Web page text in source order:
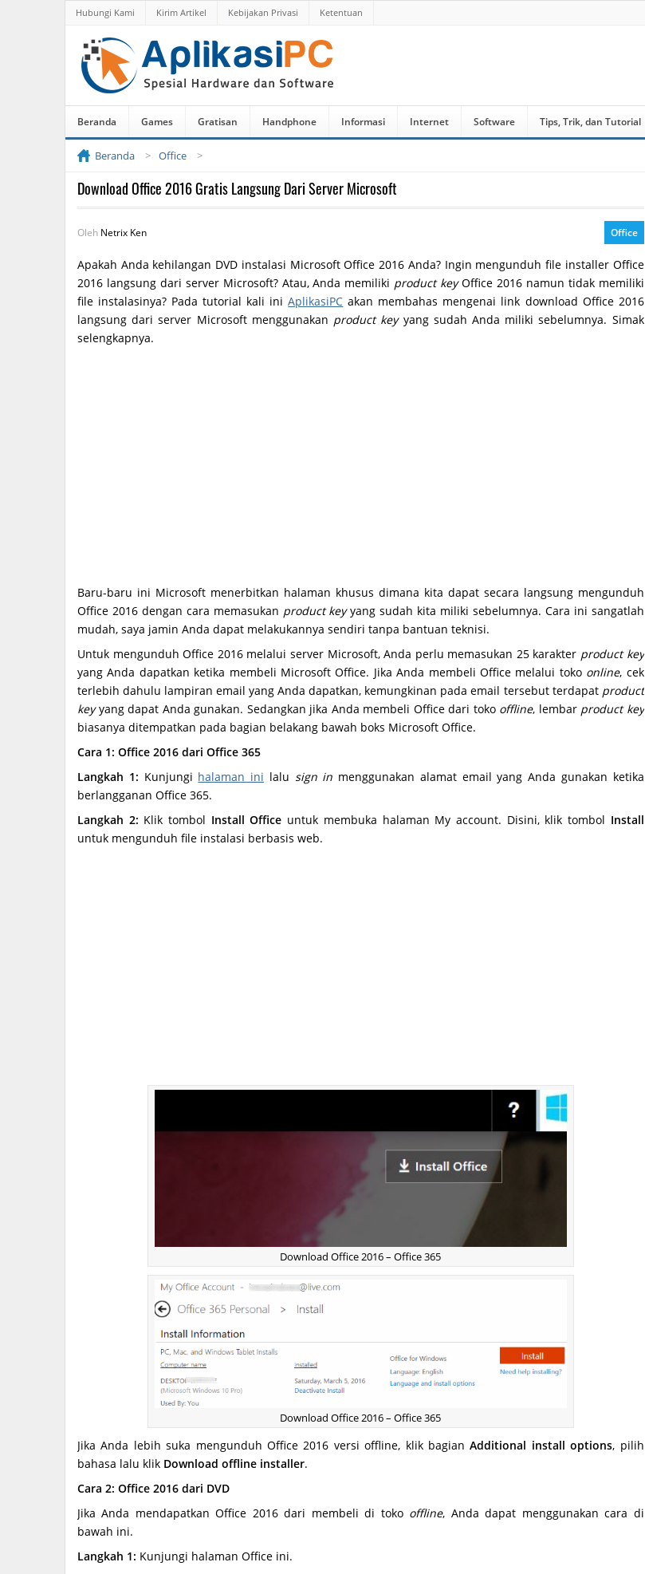
Hubungi Kami Kirim Artikel Kebijakan Privasi Ketentuan
Beranda Games Gratisan Handphone Informasi Internet Software Tips, Trik, dan Tutorial
Beranda Office
Download Office 2016 Gratis Langsung Dari Server Microsoft
Oleh Netrix Ken Office
Apakah Anda kehilangan DVD instalasi Microsoft Office 2016 Anda? Ingin mengunduh file installer Office
2016 langsung dari server Microsoft? Atau, Anda memiliki product keyOffice 2016 namun tidak memiliki
file instalasinya? Pada tutorial kali iniAplikasiPC akan membahas mengenai link download Office 2016
langsung dari server Microsoft menggunakan product keyyang sudah Anda miliki sebelumnya. Simak
selengkapnya.
Baru-baru ini Microsoft menerbitkan halaman khusus dimana kita dapat secara langsung mengunduh
Office 2016 dengan cara memasukan product keyyang sudah kita miliki sebelumnya. Cara ini sangatlah
mudah, saya jamin Anda dapat melakukannya sendiri tanpa bantuan teknisi.
Untuk mengunduh Office 2016 melalui server Microsoft, Anda perlu memasukan 25 karakter product key
yang Anda dapatkan ketika membeli Microsoft Office. Jika Anda membeli Office melalui toko online, cek
terlebih dahulu lampiran email yang Anda dapatkan, kemungkinan pada email tersebut terdapat product
keyyang dapat Anda gunakan. Sedangkan jika Anda membeli Office dari toko offline, lembar product key
biasanya ditempatkan pada bagian belakang bawah boks Microsoft Office.
Cara 1: Office 2016 dari Office 365
Langkah 1: Kunjungi halaman ini lalu sign in menggunakan alamat email yang Anda gunakan ketika
berlangganan Office 365.
Langkah 2: Klik tombol Install Office untuk membuka halaman My account. Disini, klik tombol Install
untuk mengunduh file instalasi berbasis web.
Download Office 2016 – Office 365
Download Office 2016 – Office 365
Jika Anda lebih suka mengunduh Office 2016 versi offline, klik bagianAdditional install options, pilih
bahasa lalu klik Download offline installer.
Cara 2: Office 2016 dari DVD
Jika Anda mendapatkan Office 2016 dari membeli di toko offline, Anda dapat menggunakan cara di
bawah ini.
Langkah 1: Kunjungi halaman Office ini.